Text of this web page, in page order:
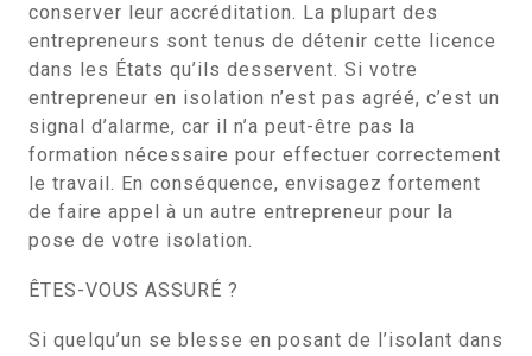
conserver leur accréditation. La plupart des
entrepreneurs sont tenus de détenir cette licence
dans les États qu’ils desservent. Si votre
entrepreneur en isolation n’est pas agréé, c’est un
signal d’alarme, car il n’a peut-être pas la
formation nécessaire pour effectuer correctement
le travail. En conséquence, envisagez fortement
de faire appel à un autre entrepreneur pour la
pose de votre isolation.
ÊTES-VOUS ASSURÉ ?
Si quelqu’un se blesse en posant de l’isolant dans